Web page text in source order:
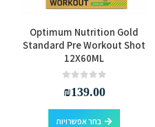
למוצר זה יש מספר סוגים. ניתן לבחור את האפשרויות בעמוד המוצר
Optimum Nutrition Gold
Standard Pre Workout Shot
12X60ML
₪139.00
בחר אפשרויות
למוצר זה יש מספר סוגים. ניתן לבחור את האפשרויות בעמוד המוצר